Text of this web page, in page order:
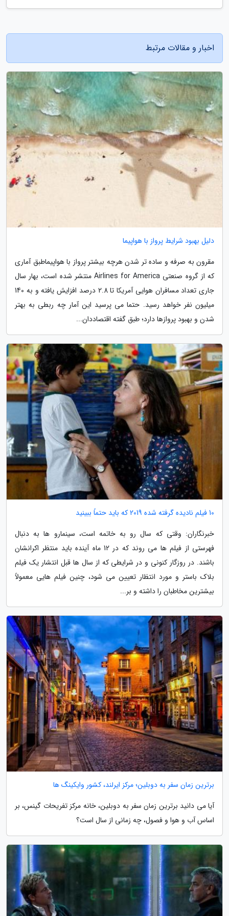
اخبار و مقالات مرتبط
دلیل بهبود شرایط پرواز با هواپیما
مقرون به صرفه و ساده تر شدن هرچه بیشتر پرواز با هواپیماطبق آماری
که از گروه صنعتی Airlines for America منتشر شده است، بهار سال
جاری تعداد مسافران هوایی آمریکا تا 2.8 درصد افزایش یافته و به 140
میلیون نفر خواهد رسید. حتما می پرسید این آمار چه ربطی به بهتر
شدن و بهبود پروازها دارد؛ طبق گفته اقتصاددان...
10 فیلم نادیده گرفته شده 2019 که باید حتماً ببینید
خبرنگاران: وقتی که سال رو به خاتمه است، سینمارو ها به دنبال
فهرستی از فیلم ها می روند که در 12 ماه آینده باید منتظر اکرانشان
باشند. در روزگار کنونی و در شرایطی که از سال ها قبل انتشار یک فیلم
بلاک باستر و مورد انتظار تعیین می شود، چنین فیلم هایی معمولاً
بیشترین مخاطبان را داشته و بر...
برترین زمان سفر به دوبلین؛ مرکز ایرلند، کشور وایکینگ ها
آیا می دانید برترین زمان سفر به دوبلین، خانه مرکز تفریحات گینس، بر
اساس آب و هوا و فصول، چه زمانی از سال است؟